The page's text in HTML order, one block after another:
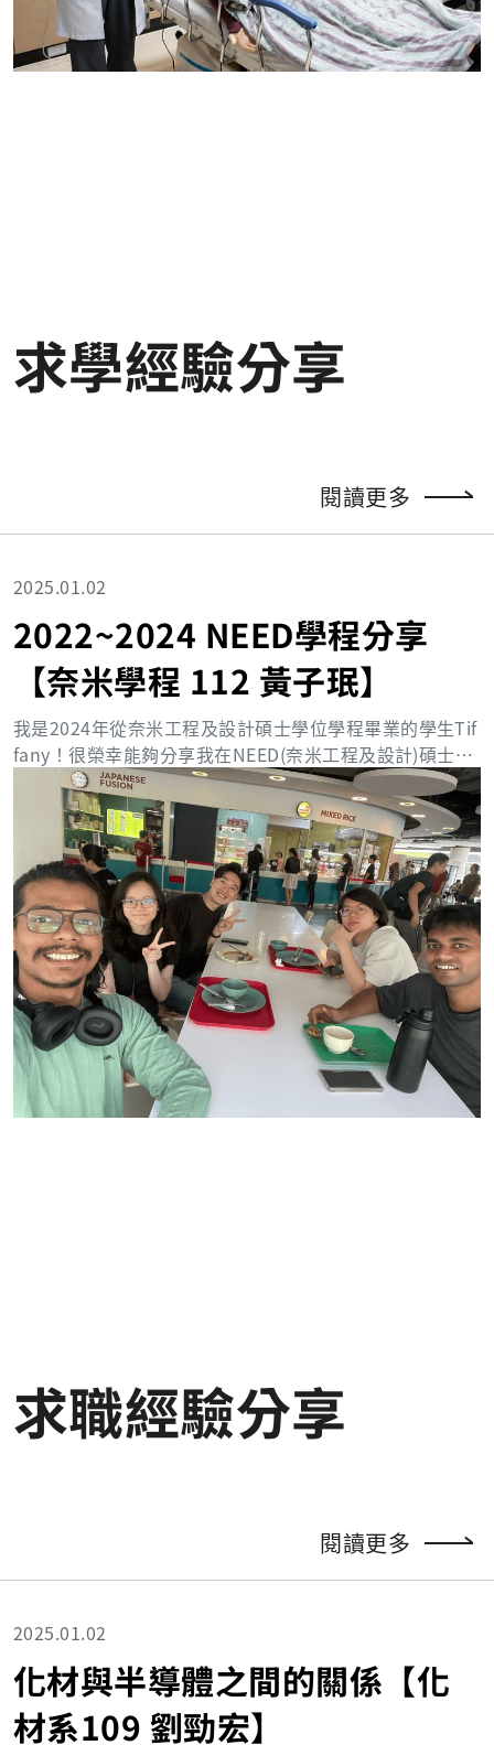
求學經驗分享
閱讀更多
2025.01.02
2022~2024 NEED學程分享
【奈米學程 112 黃子珉】
我是2024年從奈米工程及設計碩士學位學程畢業的學生Tif
fany！很榮幸能夠分享我在NEED(奈米工程及設計)碩士學
位學程的感想與經驗。值新冠疫情之時，考量我個人興
趣、欲進修之專業、與未來職涯規劃後，便爭取加入具有
多元性、國際性、挑戰性的18個月NEED學程，並於2022
年正式開啟此精短幹練的雙碩士旅途。 在學習方面，CGU
的課程除了必修科目之外，我選擇專注在可以協助發展與
自己研究領域和職涯能力相關的課程，並且把握時間在實
驗室中學習更多實踐研究的能力和工具，最重要的是藉此
摸索更明確的研究主題；而於SUTD(新加坡科技設計大學)
時，任務相對簡單：鑽研個人研究、參與通識課程、完成
碩士論文與口試。 個人感到相對惋惜的是，新加坡教育制
度並無開放學程學生完全自由選課的權利，因此除規定之
通識課程外，學生並無選課權限選取其他有興趣的校內課
程，但仍可以透過加入社團更加融入校園氛圍。與此同
時，因出國準備事項繁雜，緊密追蹤與主動追進行政流程
這不單單是提供給每一位學生跨國學習、深入遊訪新加坡
的機會，更是為我提供直球對決「生活」與旅遊之間的時
間規劃、長期生活成本及適應氣候環境等等日常差異的衝
學生簽證生效期間，利用免費或半票的機會，走訪各大美
術館、博物館、動物園、植物園等地方，吸收知識，並體
專業的橋樑，更是為個人全能性的成長提供一條綜合性的
收學程內各式軟硬資源，獲得最充實的碩士生涯！Study h
ard, and play hard. Good luck! 【黃校友目前於台灣英
飛凌公司擔任實習生，與長庚大學可靠度中心合作項目
求職經驗分享
閱讀更多
2025.01.02
化材與半導體之間的關係【化
材系109 劉勁宏】